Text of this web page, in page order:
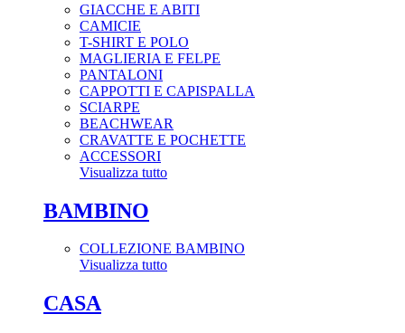
GIACCHE E ABITI
CAMICIE
T-SHIRT E POLO
MAGLIERIA E FELPE
PANTALONI
CAPPOTTI E CAPISPALLA
SCIARPE
BEACHWEAR
CRAVATTE E POCHETTE
ACCESSORI
Visualizza tutto
BAMBINO
COLLEZIONE BAMBINO
Visualizza tutto
CASA